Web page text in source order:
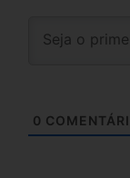
0